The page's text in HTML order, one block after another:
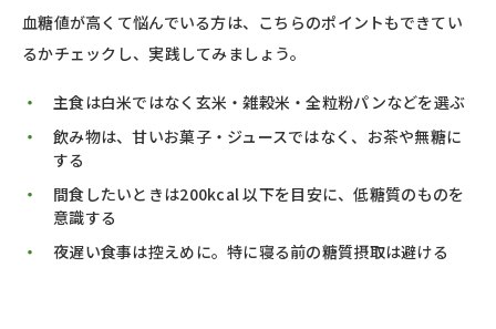
血糖値が高くて悩んでいる方は、こちらのポイントもできてい
るかチェックし、実践してみましょう。
主食は白米ではなく玄米・雑穀米・全粒粉パンなどを選ぶ
飲み物は、甘いお菓子・ジュースではなく、お茶や無糖に
する
間食したいときは200kcal 以下を目安に、低糖質のものを
意識する
夜遅い食事は控えめに。特に寝る前の糖質摂取は避ける